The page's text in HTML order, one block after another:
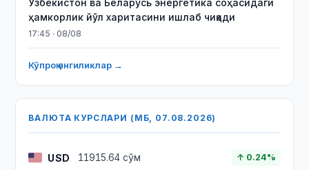
Ўзбекистон ва Беларусь энергетика соҳасидаги
ҳамкорлик йўл харитасини ишлаб чиқади
17:45 · 08/08
Кўпроқ янгиликлар →
ВАЛЮТА КУРСЛАРИ (МБ, 07.08.2026)
USD 11915.64 сўм ↑ 0.24%